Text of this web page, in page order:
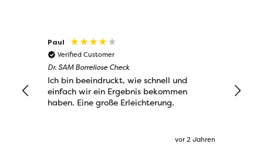
Paul
Verified Customer
Dr. SAM Borreliose Check
Ich bin beeindruckt, wie schnell und
einfach wir ein Ergebnis bekommen
haben. Eine große Erleichterung.
vor 2 Jahren